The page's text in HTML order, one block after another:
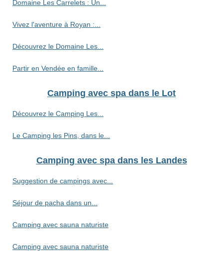
Domaine Les Carrelets : Un...
Vivez l'aventure à Royan :...
Découvrez le Domaine Les...
Partir en Vendée en famille...
Camping avec spa dans le Lot
Découvrez le Camping Les...
Le Camping les Pins, dans le...
Camping avec spa dans les Landes
Suggestion de campings avec...
Séjour de pacha dans un...
Camping avec sauna naturiste
Camping avec sauna naturiste